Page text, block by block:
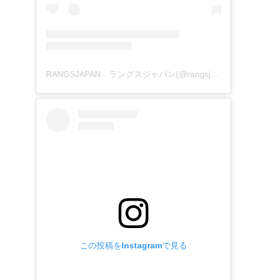
RANGSJAPAN ラングスジャパン(@rangsjapan)がシェアした投稿
この投稿をInstagramで見る